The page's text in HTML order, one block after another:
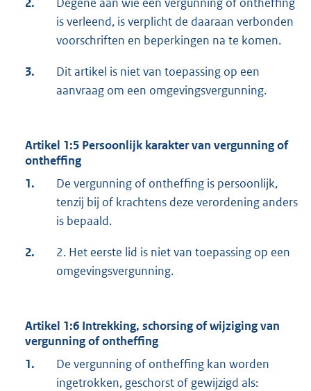
is verleend, is verplicht de daaraan verbonden
voorschriften en beperkingen na te komen.
3.
Dit artikel is niet van toepassing op een
aanvraag om een omgevingsvergunning.
Artikel 1:5 Persoonlijk karakter van vergunning of
ontheffing
1.
De vergunning of ontheffing is persoonlijk,
tenzij bij of krachtens deze verordening anders
is bepaald.
2.
2. Het eerste lid is niet van toepassing op een
omgevingsvergunning.
Artikel 1:6 Intrekking, schorsing of wijziging van
vergunning of ontheffing
1.
De vergunning of ontheffing kan worden
ingetrokken, geschorst of gewijzigd als: